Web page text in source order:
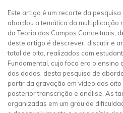
Este artigo é um recorte da
abordou a temática da multiplicação
da Teoria dos Campos Conceituais,
deste artigo é descrever, discutir e
total de oito, realizados com
Fundamental, cujo foco era o ensino
dos dados, desta pesquisa de
partir da gravação em vídeo dos
posterior transcrição e análise. As
organizadas em um grau de